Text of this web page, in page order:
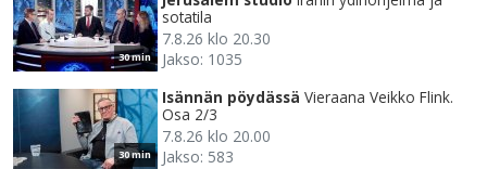
30 min
sotatila
7.8.26 klo 20.30
Jakso: 1035
30 min
Isännän pöydässä Vieraana Veikko Flink.
Osa 2/3
7.8.26 klo 20.00
Jakso: 583